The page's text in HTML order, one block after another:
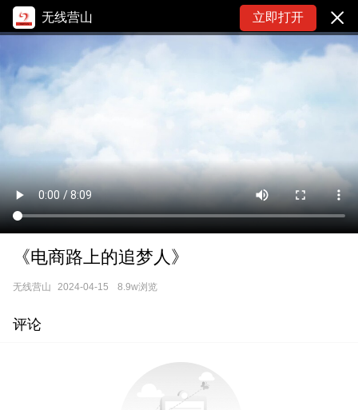
无线营山 立即打开
《电商路上的追梦人》
无线营山 2024-04-15 8.9w浏览
评论